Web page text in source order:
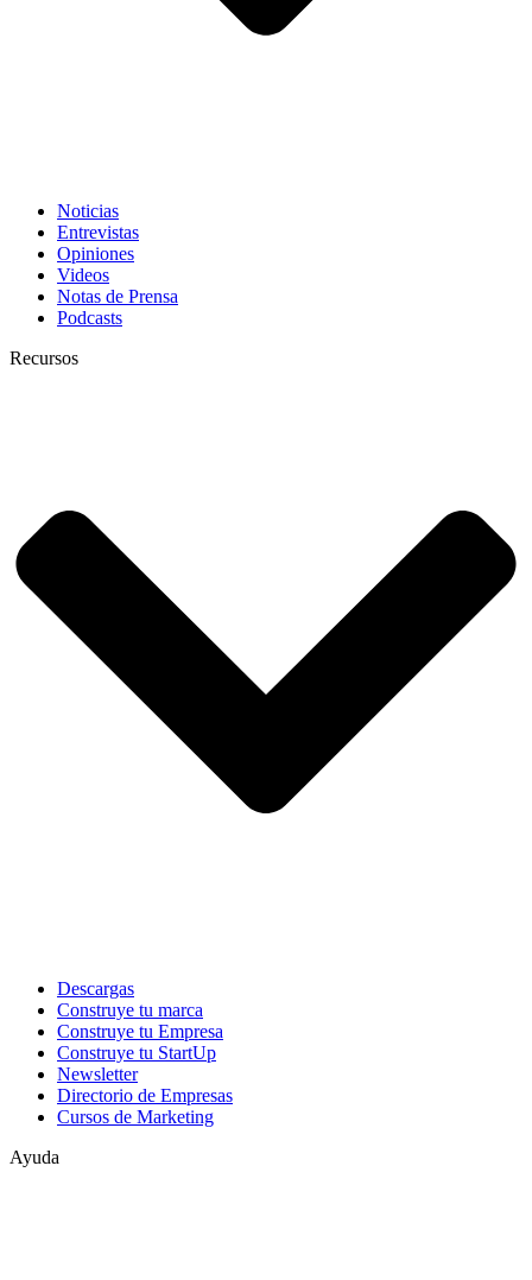
Noticias
Entrevistas
Opiniones
Videos
Notas de Prensa
Podcasts
Recursos
Descargas
Construye tu marca
Construye tu Empresa
Construye tu StartUp
Newsletter
Directorio de Empresas
Cursos de Marketing
Ayuda